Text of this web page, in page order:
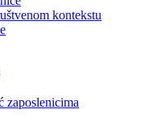
kontekstu
zaposlenicima